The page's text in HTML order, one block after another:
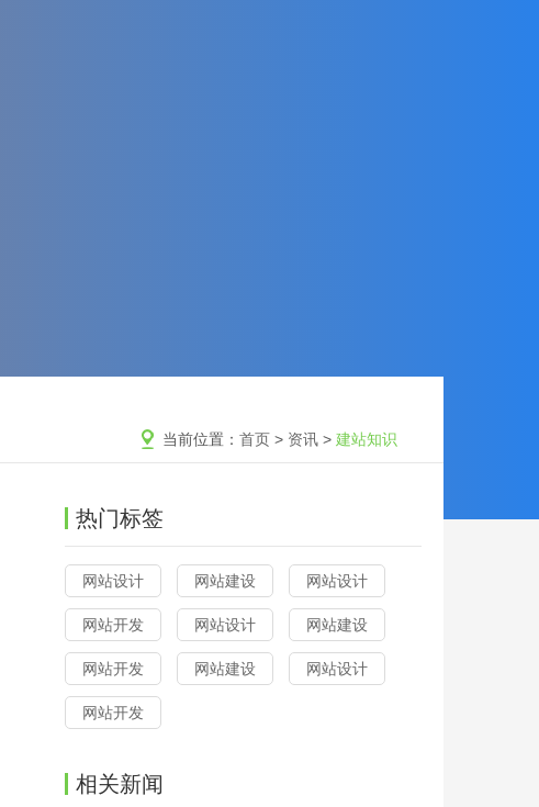
当前位置：首页 > 资讯 >建站知识
热门标签
网站设计 网站建设 网站设计
网站开发 网站设计 网站建设
网站开发 网站建设 网站设计
网站开发
相关新闻